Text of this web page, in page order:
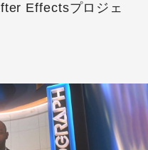
Effectsプロジェ